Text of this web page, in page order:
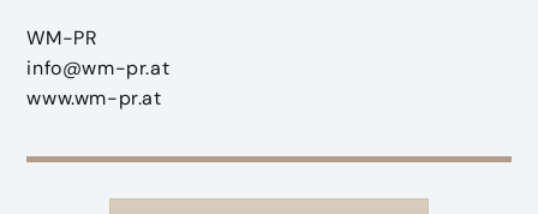
WM-PR
info@wm-pr.at
www.wm-pr.at